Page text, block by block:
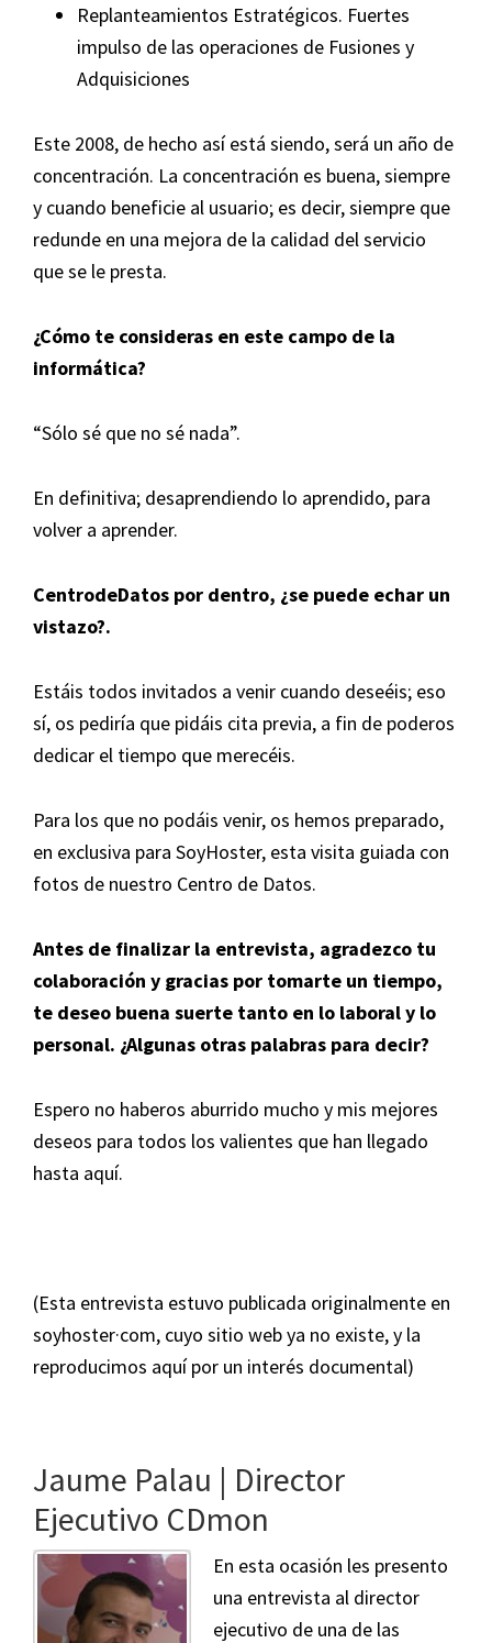
Replanteamientos Estratégicos. Fuertes
impulso de las operaciones de Fusiones y
Adquisiciones
Este 2008, de hecho así está siendo, será un año de
concentración. La concentración es buena, siempre
y cuando beneficie al usuario; es decir, siempre que
redunde en una mejora de la calidad del servicio
que se le presta.
¿Cómo te consideras en este campo de la
informática?
“Sólo sé que no sé nada”.
En definitiva; desaprendiendo lo aprendido, para
volver a aprender.
CentrodeDatos por dentro, ¿se puede echar un
vistazo?.
Estáis todos invitados a venir cuando deseéis; eso
sí, os pediría que pidáis cita previa, a fin de poderos
dedicar el tiempo que merecéis.
Para los que no podáis venir, os hemos preparado,
en exclusiva para SoyHoster, esta visita guiada con
fotos de nuestro Centro de Datos.
Antes de finalizar la entrevista, agradezco tu
colaboración y gracias por tomarte un tiempo,
te deseo buena suerte tanto en lo laboral y lo
personal. ¿Algunas otras palabras para decir?
Espero no haberos aburrido mucho y mis mejores
deseos para todos los valientes que han llegado
hasta aquí.
(Esta entrevista estuvo publicada originalmente en
soyhoster·com, cuyo sitio web ya no existe, y la
reproducimos aquí por un interés documental)
Jaume Palau | Director
Ejecutivo CDmon
En esta ocasión les presento
una entrevista al director
ejecutivo de una de las